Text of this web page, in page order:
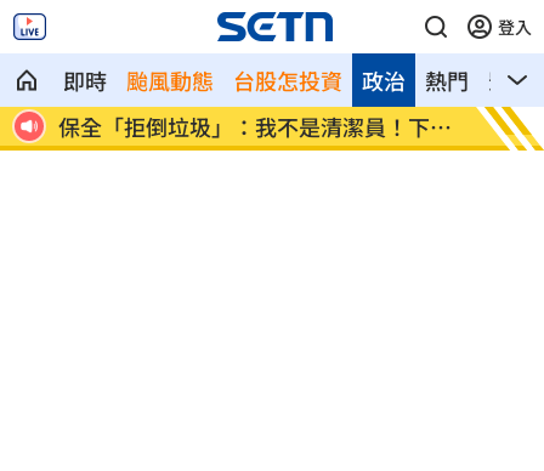
登入
即時 颱風動態 台股怎投資 熱門 影音
政治
山
保全「拒倒垃圾」：我不是清潔員！下場
慘
上班
法